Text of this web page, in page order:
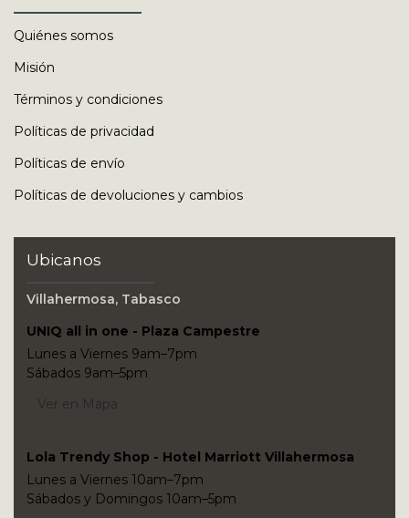
Quiénes somos
Misión
Términos y condiciones
Políticas de privacidad
Políticas de envío
Políticas de devoluciones y cambios
Ubicanos
Villahermosa, Tabasco
UNIQ all in one - Plaza Campestre
Lunes a Viernes 9am–7pm
Sábados 9am–5pm
Ver en Mapa
Lola Trendy Shop - Hotel Marriott Villahermosa
Lunes a Viernes 10am–7pm
Sábados y Domingos 10am–5pm